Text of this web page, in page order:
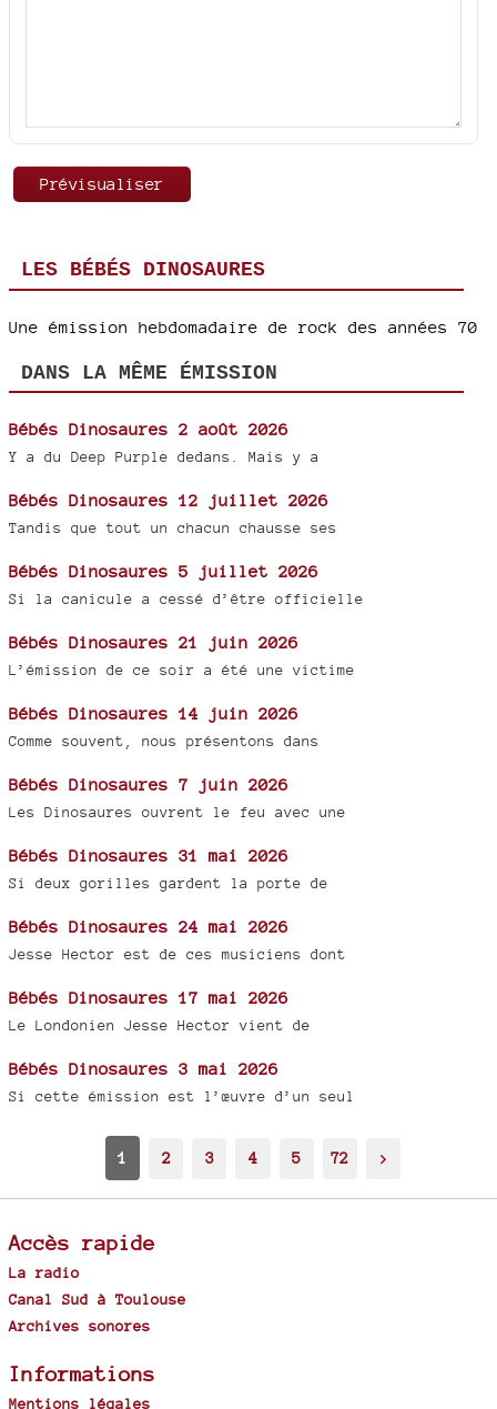
LES BÉBÉS DINOSAURES
Une émission hebdomadaire de rock des années 70
DANS LA MÊME ÉMISSION
Bébés Dinosaures 2 août 2026
Y a du Deep Purple dedans. Mais y a
Bébés Dinosaures 12 juillet 2026
Tandis que tout un chacun chausse ses
Bébés Dinosaures 5 juillet 2026
Si la canicule a cessé d’être officielle
Bébés Dinosaures 21 juin 2026
L’émission de ce soir a été une victime
Bébés Dinosaures 14 juin 2026
Comme souvent, nous présentons dans
Bébés Dinosaures 7 juin 2026
Les Dinosaures ouvrent le feu avec une
Bébés Dinosaures 31 mai 2026
Si deux gorilles gardent la porte de
Bébés Dinosaures 24 mai 2026
Jesse Hector est de ces musiciens dont
Bébés Dinosaures 17 mai 2026
Le Londonien Jesse Hector vient de
Bébés Dinosaures 3 mai 2026
Si cette émission est l’œuvre d’un seul
1 2 3 4 5 72 >
Accès rapide
La radio
Canal Sud à Toulouse
Archives sonores
Informations
Mentions légales